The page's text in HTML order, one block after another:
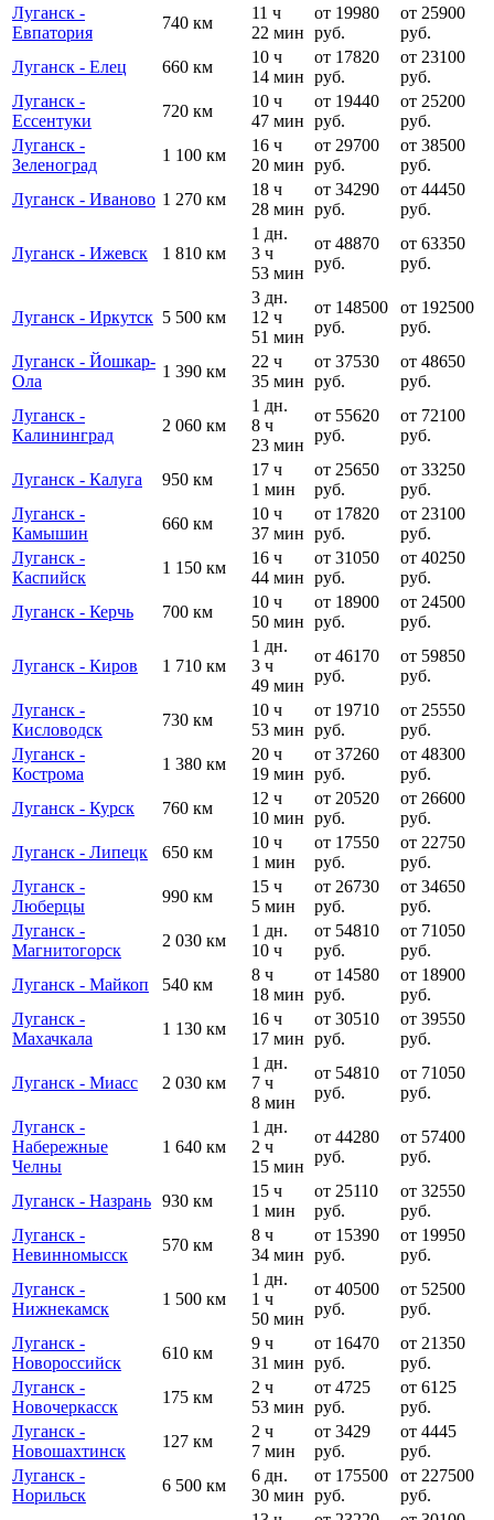
Луганск -
Евпатория
740 км
11 ч
22 мин
от 19980
руб.
от 25900
руб.
Луганск - Елец
660 км
10 ч
14 мин
от 17820
руб.
от 23100
руб.
Луганск -
Ессентуки
720 км
10 ч
47 мин
от 19440
руб.
от 25200
руб.
Луганск -
Зеленоград
1 100 км
16 ч
20 мин
от 29700
руб.
от 38500
руб.
Луганск - Иваново 1 270 км
18 ч
28 мин
от 34290
руб.
от 44450
руб.
Луганск - Ижевск 1 810 км
1 дн.
3 ч
53 мин
от 48870
руб.
от 63350
руб.
Луганск - Иркутск 5 500 км
3 дн.
12 ч
51 мин
от 148500
руб.
от 192500
руб.
Луганск - Йошкар-
Ола
1 390 км
22 ч
35 мин
от 37530
руб.
от 48650
руб.
Луганск -
Калининград
2 060 км
1 дн.
8 ч
23 мин
от 55620
руб.
от 72100
руб.
Луганск - Калуга 950 км
17 ч
1 мин
от 25650
руб.
от 33250
руб.
Луганск -
Камышин
660 км
10 ч
37 мин
от 17820
руб.
от 23100
руб.
Луганск -
Каспийск
1 150 км
16 ч
44 мин
от 31050
руб.
от 40250
руб.
Луганск - Керчь
700 км
10 ч
50 мин
от 18900
руб.
от 24500
руб.
Луганск - Киров 1 710 км
1 дн.
3 ч
49 мин
от 46170
руб.
от 59850
руб.
Луганск -
Кисловодск
730 км
10 ч
53 мин
от 19710
руб.
от 25550
руб.
Луганск -
Кострома
1 380 км
20 ч
19 мин
от 37260
руб.
от 48300
руб.
Луганск - Курск
760 км
12 ч
10 мин
от 20520
руб.
от 26600
руб.
Луганск - Липецк
650 км
10 ч
1 мин
от 17550
руб.
от 22750
руб.
Луганск -
Люберцы
990 км
15 ч
5 мин
от 26730
руб.
от 34650
руб.
Луганск -
Магнитогорск
2 030 км
1 дн.
10 ч
от 54810
руб.
от 71050
руб.
Луганск - Майкоп
540 км
8 ч
18 мин
от 14580
руб.
от 18900
руб.
Луганск -
Махачкала
1 130 км
16 ч
17 мин
от 30510
руб.
от 39550
руб.
Луганск - Миасс 2 030 км
1 дн.
7 ч
8 мин
от 54810
руб.
от 71050
руб.
Луганск -
Набережные
Челны
1 640 км
1 дн.
2 ч
15 мин
от 44280
руб.
от 57400
руб.
Луганск - Назрань 930 км
15 ч
1 мин
от 25110
руб.
от 32550
руб.
Луганск -
Невинномысск
570 км
8 ч
34 мин
от 15390
руб.
от 19950
руб.
Луганск -
Нижнекамск
1 500 км
1 дн.
1 ч
50 мин
от 40500
руб.
от 52500
руб.
Луганск -
Новороссийск
610 км
9 ч
31 мин
от 16470
руб.
от 21350
руб.
Луганск -
Новочеркасск
175 км
2 ч
53 мин
от 4725
руб.
от 6125
руб.
Луганск -
Новошахтинск
127 км
2 ч
7 мин
от 3429
руб.
от 4445
руб.
Луганск -
Норильск
6 500 км
6 дн.
30 мин
от 175500
руб.
от 227500
руб.